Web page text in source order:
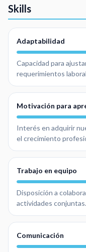
Skills
Adaptabilidad
Capacidad para
requerimientos
Motivación para
Interés en adquirir
el crecimiento
Trabajo en equipo
Disposición a
actividades conjuntas.
Comunicación